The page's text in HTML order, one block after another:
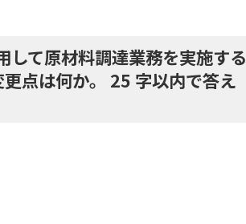
て原材料調達業務を実施する
点は何か。 25 字以内で答え